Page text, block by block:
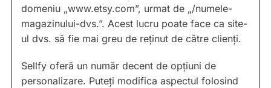
domeniu „www.etsy.com”, urmat de „/numele-
magazinului-dvs.”. Acest lucru poate face ca site-
ul dvs. să fie mai greu de reținut de către clienți.
Sellfy oferă un număr decent de opțiuni de
personalizare. Puteți modifica aspectul folosind